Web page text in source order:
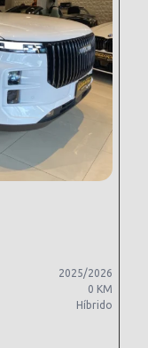
2025/2026
0 KM
Híbrido